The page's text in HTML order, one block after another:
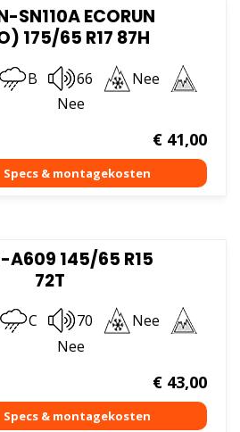
SN110A ECORUN
175/65 R17 87H
B 66
Nee
Nee
€41,00
A609 145/65 R15
72T
C 70
Nee
Nee
€43,00